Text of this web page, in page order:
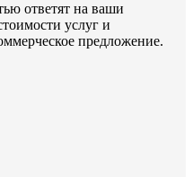
ответят на ваши
услуг и
предложение.